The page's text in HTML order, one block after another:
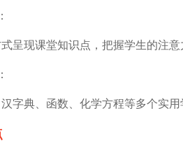
呈现课堂知识点，把握学生的注意
字典、函数、化学方程等多个实用